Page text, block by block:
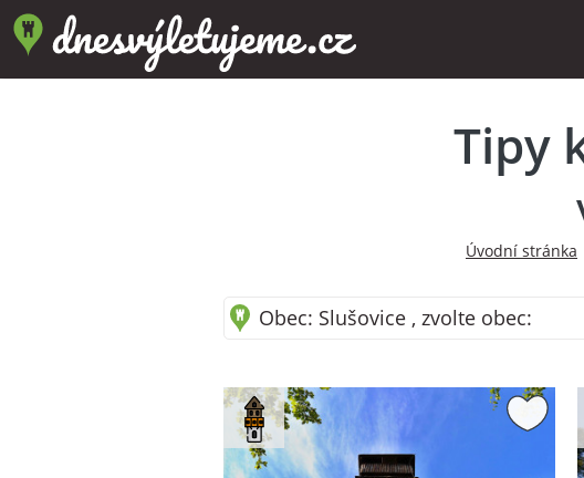
Tipy
Úvodní stránka
Obec: Slušovice , zvolte obec: